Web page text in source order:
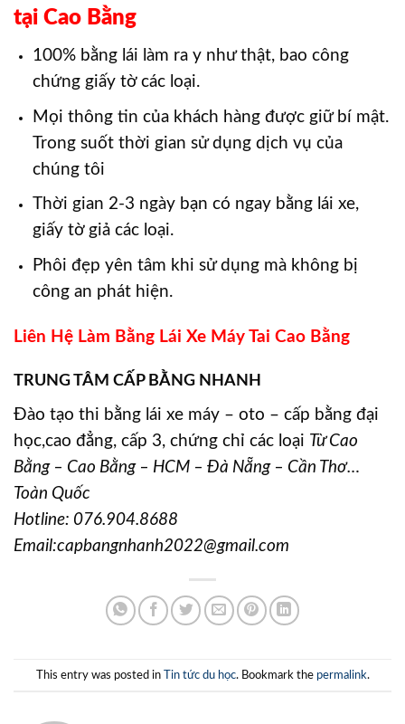
tại Cao Bằng
100% bằng lái làm ra y như thật, bao công
chứng giấy tờ các loại.
Mọi thông tin của khách hàng được giữ bí mật.
Trong suốt thời gian sử dụng dịch vụ của
chúng tôi
Thời gian 2-3 ngày bạn có ngay bằng lái xe,
giấy tờ giả các loại.
Phôi đẹp yên tâm khi sử dụng mà không bị
công an phát hiện.
Liên Hệ Làm Bằng Lái Xe Máy Tai Cao Bằng
TRUNG TÂM CẤP BẰNG NHANH
Đào tạo thi bằng lái xe máy – oto – cấp bằng đại
học,cao đẳng, cấp 3, chứng chỉ các loại Từ Cao
Bằng – Cao Bằng – HCM – Đà Nẵng – Cần Thơ…
Toàn Quốc
Hotline: 076.904.8688
Email:capbangnhanh2022@gmail.com
This entry was posted in Tin tức du học. Bookmark the permalink.